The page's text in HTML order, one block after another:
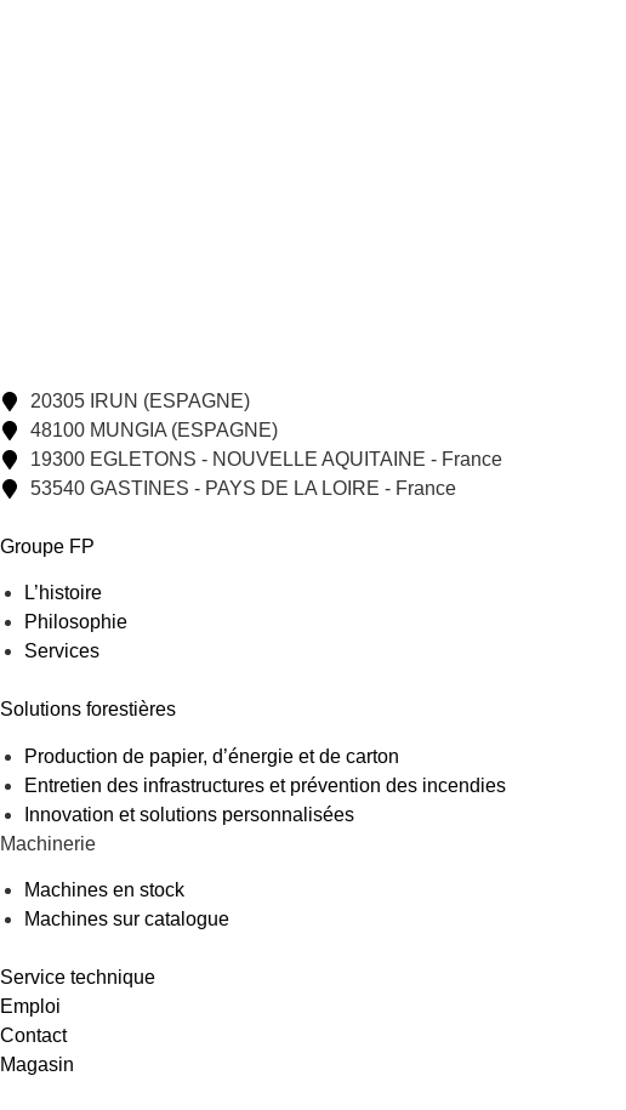
20305 IRUN (ESPAGNE)
48100 MUNGIA (ESPAGNE)
19300 EGLETONS - NOUVELLE AQUITAINE - France
53540 GASTINES - PAYS DE LA LOIRE - France
Groupe FP
L’histoire
Philosophie
Services
Solutions forestières
Production de papier, d’énergie et de carton
Entretien des infrastructures et prévention des incendies
Innovation et solutions personnalisées
Machinerie
Machines en stock
Machines sur catalogue
Service technique
Emploi
Contact
Magasin